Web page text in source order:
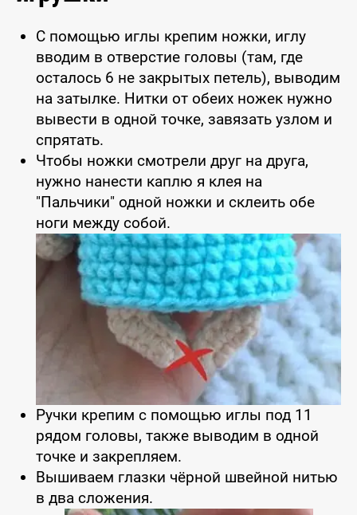
С помощью иглы крепим ножки, иглу
вводим в отверстие головы (там, где
осталось 6 не закрытых петель), выводим
на затылке. Нитки от обеих ножек нужно
вывести в одной точке, завязать узлом и
спрятать.
Чтобы ножки смотрели друг на друга,
нужно нанести каплю я клея на
"Пальчики" одной ножки и склеить обе
ноги между собой.
Ручки крепим с помощью иглы под 11
рядом головы, также выводим в одной
точке и закрепляем.
Вышиваем глазки чёрной швейной нитью
в два сложения.